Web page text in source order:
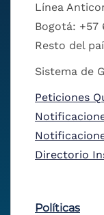
Línea
Bogotá: +57
Resto del
Sistema de
Peticiones
Directorio
Políticas